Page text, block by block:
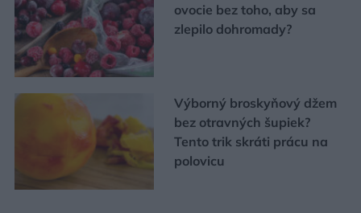
ovocie bez toho, aby sa
zlepilo dohromady?
Výborný broskyňový džem
bez otravných šupiek?
Tento trik skráti prácu na
polovicu